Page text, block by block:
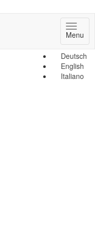
Deutsch
English
Italiano
Menu